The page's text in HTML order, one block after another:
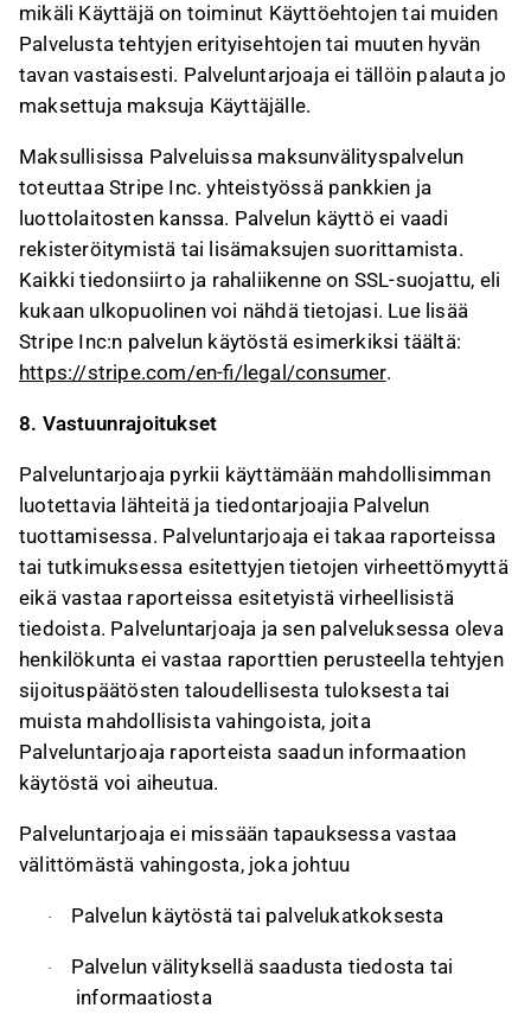
mikäli Käyttäjä on toiminut Käyttöehtojen tai muiden
Palvelusta tehtyjen erityisehtojen tai muuten hyvän
tavan vastaisesti. Palveluntarjoaja ei tällöin palauta jo
maksettuja maksuja Käyttäjälle.
Maksullisissa Palveluissa maksunvälityspalvelun
toteuttaa Stripe Inc. yhteistyössä pankkien ja
luottolaitosten kanssa. Palvelun käyttö ei vaadi
rekisteröitymistä tai lisämaksujen suorittamista.
Kaikki tiedonsiirto ja rahaliikenne on SSL-suojattu, eli
kukaan ulkopuolinen voi nähdä tietojasi. Lue lisää
Stripe Inc:n palvelun käytöstä esimerkiksi täältä:
https://stripe.com/en-fi/legal/consumer.
8. Vastuunrajoitukset
Palveluntarjoaja pyrkii käyttämään mahdollisimman
luotettavia lähteitä ja tiedontarjoajia Palvelun
tuottamisessa. Palveluntarjoaja ei takaa raporteissa
tai tutkimuksessa esitettyjen tietojen virheettömyyttä
eikä vastaa raporteissa esitetyistä virheellisistä
tiedoista. Palveluntarjoaja ja sen palveluksessa oleva
henkilökunta ei vastaa raporttien perusteella tehtyjen
sijoituspäätösten taloudellisesta tuloksesta tai
muista mahdollisista vahingoista, joita
Palveluntarjoaja raporteista saadun informaation
käytöstä voi aiheutua.
Palveluntarjoaja ei missään tapauksessa vastaa
välittömästä vahingosta, joka johtuu
· Palvelun käytöstä tai palvelukatkoksesta
·
Palvelun välityksellä saadusta tiedosta tai
informaatiosta